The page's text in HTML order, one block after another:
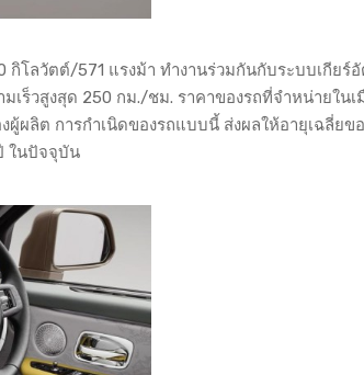
กิโลวัตต์/571 แรงม้า ทำงานร่วมกันกับระบบเกียร์
เร็วสูงสุด 250 กม./ชม. ราคาของรถที่จำหน่ายในเ
ลิต การกำเนิดของรถแบบนี้ ส่งผลให้อายุเฉลี่ยข
ในปัจจุบัน